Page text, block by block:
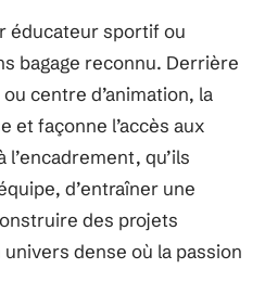
éducateur sportif ou
bagage reconnu. Derrière
centre d’animation, la
et façonne l’accès aux
qu’ils
d’entraîner une
des projets
dense où la passion